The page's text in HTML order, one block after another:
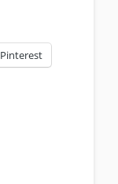
Pinterest